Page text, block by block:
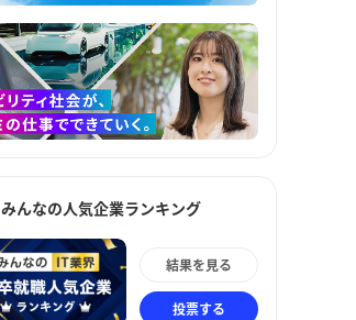
みんなの人気企業ランキング
結果を見る
投票する